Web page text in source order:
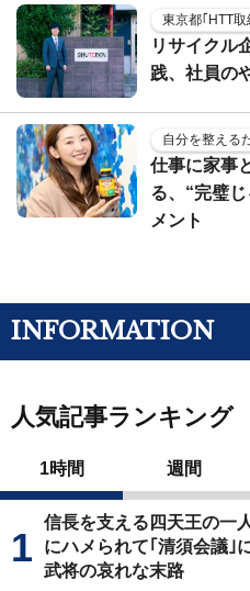
東京都｢HTT
リサイクル
践、社員の
自分を整える
仕事に家事
る、“完璧
メント
INFORMATION
人気記事ランキング
1時間 週間
信長を支える四天王の一
にハメられて｢清須会議｣
武将の哀れな末路